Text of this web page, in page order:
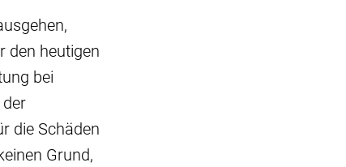
den heutigen
bei
die Schäden
Grund,